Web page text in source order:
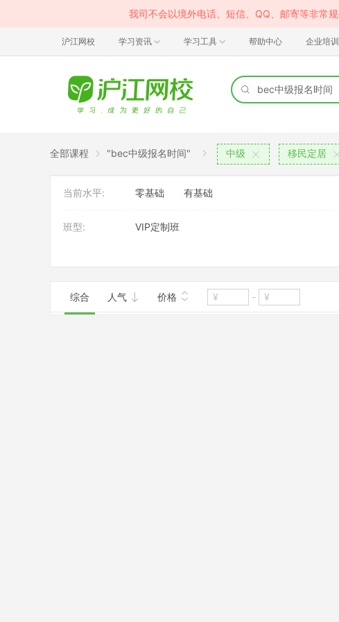
我司不会以境外电话、短信、QQ、邮寄等非常
沪江网校 学习资讯 学习工具 帮助中心 企业培训
全部课程 "bec中级报名时间" 中级 移民定居
当前水平: 零基础 有基础
班型: VIP定制班
综合 人气 价格 -